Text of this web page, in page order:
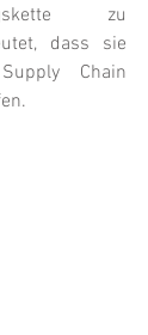
zu
dass sie
Chain